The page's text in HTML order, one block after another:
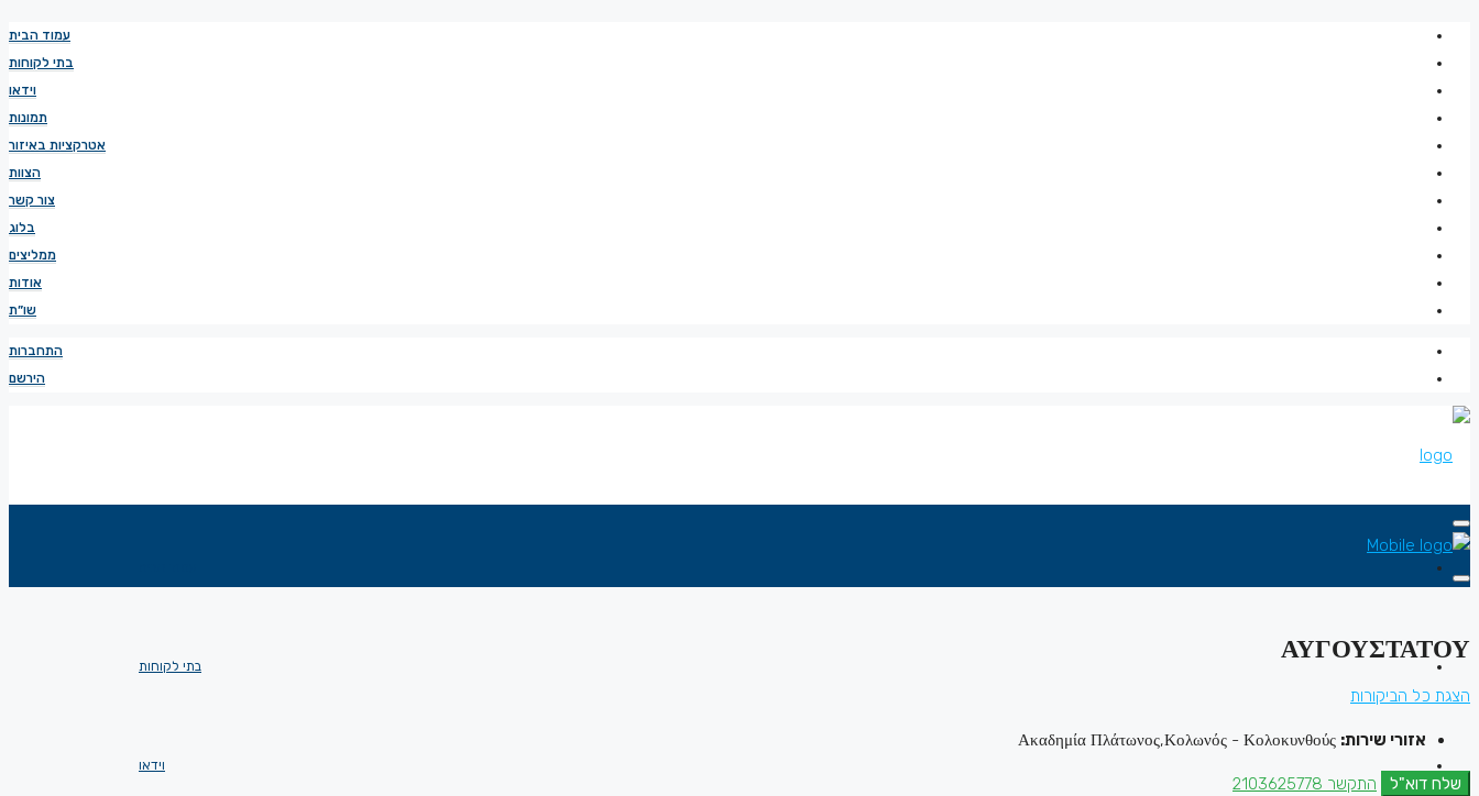
עמוד הבית
בתי לקוחות
וידאו
תמונות
אטרקציות באיזור
הצוות
צור קשר
בלוג
ממליצים
אודות
שו”ת
התחברות
הירשם
בתי לקוחות
וידאו
ΑΥΓΟΥΣΤΑΤΟΥ
הצגת כל הביקורות
אזורי שירות:
שלח דוא"ל התקשר 2103625778